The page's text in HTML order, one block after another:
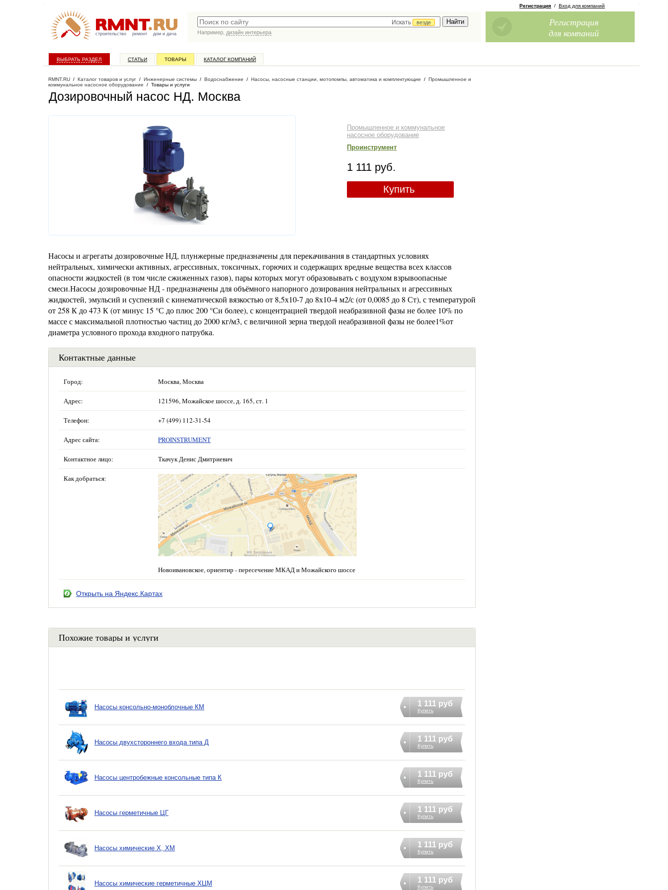
строительство ремонт дом и дача
Искать
везде
Например, дизайн интерьера
Регистрация / Вход для компаний
Регистрация
для компаний
ВЫБРАТЬ РАЗДЕЛ СТАТЬИ ТОВАРЫ КАТАЛОГ КОМПАНИЙ
RMNT.RU / Каталог товаров и услуг / Инженерные системы / Водоснабжение / Насосы, насосные станции, мотопомпы, автоматика и комплектующие / Промышленное и
коммунальное насосное оборудование / Товары и услуги
Дозировочный насос НД. Москва
Промышленное и коммунальное
насосное оборудование
Проинструмент
1 111 руб.
Купить
Насосы и агрегаты дозировочные НД, плунжерные предназначены для перекачивания в стандартных условиях
нейтральных, химически активных, агрессивных, токсичных, горючих и содержащих вредные вещества всех классов
опасности жидкостей (в том числе сжиженных газов), пары которых могут образовывать с воздухом взрывоопасные
смеси.Насосы дозировочные НД - предназначены для объёмного напорного дозирования нейтральных и агрессивных
жидкостей, эмульсий и суспензий с кинематической вязкостью от 8,5х10-7 до 8х10-4 м2/с (от 0,0085 до 8 Ст), с температурой
от 258 К до 473 К (от минус 15 °С до плюс 200 °Си более), с концентрацией твердой неабразивной фазы не более 10% по
массе с максимальной плотностью частиц до 2000 кг/м3, с величиной зерна твердой неабразивной фазы не более1%от
диаметра условного прохода входного патрубка.
Контактные данные
Город: Москва, Москва
Адрес: 121596, Можайское шоссе, д. 165, ст. 1
Телефон: +7 (499) 112-31-54
Адрес сайта: PROINSTRUMENT
Контактное лицо: Ткачук Денис Дмитриевич
Как добраться:
Новоивановское, ориентир - пересечение МКАД и Можайского шоссе
Открыть на Яндекс.Картах
Похожие товары и услуги
Насосы консольно-моноблочные КМ 1 111 руб
Купить
Насосы двухстороннего входа типа Д 1 111 руб
Купить
Насосы центробежные консольные типа К 1 111 руб
Купить
Насосы герметичные ЦГ 1 111 руб
Купить
Насосы химические Х, ХМ 1 111 руб
Купить
Насосы химические герметичные ХЦМ 1 111 руб
Купить